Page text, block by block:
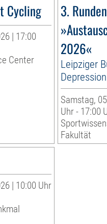
Cycling
| 17:00
Center
3.
2026«
Leipziger
Samstag,
Uhr - 17:00
Fakultät
| 10:00 Uhr